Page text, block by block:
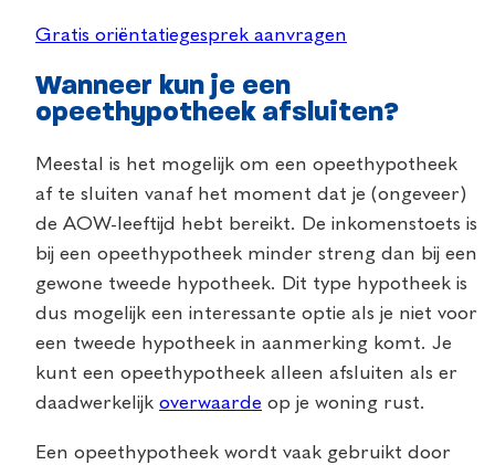
Gratis oriëntatiegesprek aanvragen
Wanneer kun je een
opeethypotheek afsluiten?
Meestal is het mogelijk om een opeethypotheek
af te sluiten vanaf het moment dat je (ongeveer)
de AOW-leeftijd hebt bereikt. De inkomenstoets is
bij een opeethypotheek minder streng dan bij een
gewone tweede hypotheek. Dit type hypotheek is
dus mogelijk een interessante optie als je niet voor
een tweede hypotheek in aanmerking komt. Je
kunt een opeethypotheek alleen afsluiten als er
daadwerkelijk overwaarde op je woning rust.
Een opeethypotheek wordt vaak gebruikt door